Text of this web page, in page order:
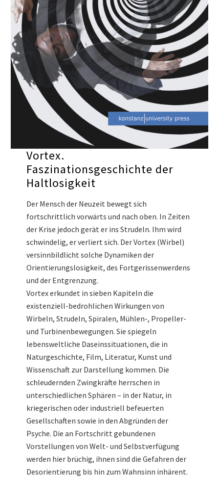
Vortex.
Faszinationsgeschichte der
Haltlosigkeit
Der Mensch der Neuzeit bewegt sich
fortschrittlich vorwärts und nach oben. In Zeiten
der Krise jedoch gerät er ins Strudeln. Ihm wird
schwindelig, er verliert sich. Der Vortex (Wirbel)
versinnbildlicht solche Dynamiken der
Orientierungslosigkeit, des Fortgerissenwerdens
und der Entgrenzung.
Vortex erkundet in sieben Kapiteln die
existenziell-bedrohlichen Wirkungen von
Wirbeln, Strudeln, Spiralen, Mühlen-, Propeller-
und Turbinenbewegungen. Sie spiegeln
lebensweltliche Daseinssituationen, die in
Naturgeschichte, Film, Literatur, Kunst und
Wissenschaft zur Darstellung kommen. Die
schleudernden Zwingkräfte herrschen in
unterschiedlichen Sphären – in der Natur, in
kriegerischen oder industriell befeuerten
Gesellschaften sowie in den Abgründen der
Psyche. Die an Fortschritt gebundenen
Vorstellungen von Welt- und Selbstverfügung
werden hier brüchig, ihnen sind die Gefahren der
Desorientierung bis hin zum Wahnsinn inhärent.